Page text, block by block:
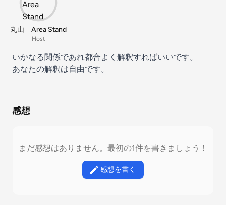
丸山 Area Stand
Host
いかなる関係であれ都合よく解釈すればいいです。
あなたの解釈は自由です。
感想
まだ感想はありません。最初の1件を書きましょう！
感想を書く